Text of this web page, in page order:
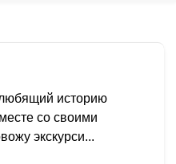
историю
со своими
экскурси...